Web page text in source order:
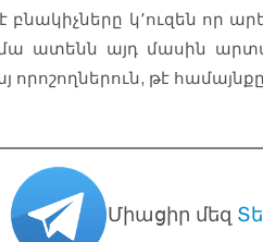
բնակիչները կ՚ուզեն որ
ատենն այդ մասին
որոշողներուն, թէ համայնքը
Միացիր մեզ